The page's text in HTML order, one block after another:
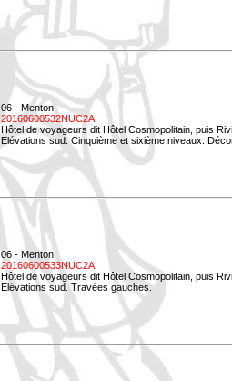
06 - Menton
20160600532NUC2A
Hôtel de voyageurs dit Hôtel Cosmopolitain, puis
Elévations sud. Cinquième et sixième niveaux.
06 - Menton
20160600533NUC2A
Hôtel de voyageurs dit Hôtel Cosmopolitain, puis
Elévations sud. Travées gauches.